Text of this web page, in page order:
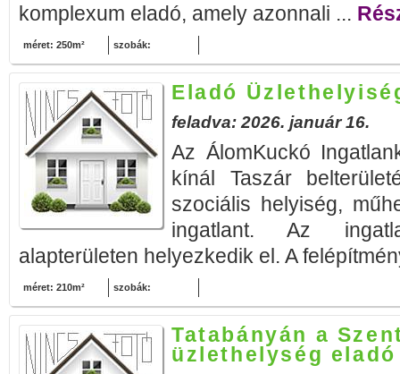
komplexum eladó, amely azonnali ...
méret: 250m² szobák:
Eladó
feladva: 2026. január 16.
Az ÁlomKuckó
kínál Taszár
szociális helyiség,
ingatlant. Az
alapterületen helyezkedik el. A
méret: 210m² szobák:
Tatabányán a
üzlethelység eladó